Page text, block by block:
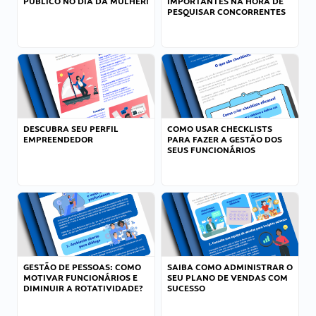
PESQUISAR CONCORRENTES
DESCUBRA SEU PERFIL
EMPREENDEDOR
COMO USAR CHECKLISTS
PARA FAZER A GESTÃO DOS
SEUS FUNCIONÁRIOS
GESTÃO DE PESSOAS: COMO
MOTIVAR FUNCIONÁRIOS E
DIMINUIR A ROTATIVIDADE?
SAIBA COMO ADMINISTRAR O
SEU PLANO DE VENDAS COM
SUCESSO